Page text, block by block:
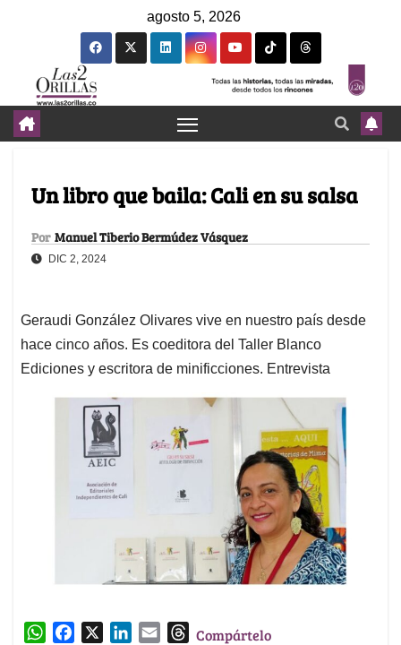
agosto 5, 2026
Un libro que baila: Cali en su salsa
Por Manuel Tiberio Bermúdez Vásquez
DIC 2, 2024
Geraudi González Olivares vive en nuestro país desde
hace cinco años. Es coeditora del Taller Blanco
Ediciones y escritora de minificciones. Entrevista
W
TCompártelo